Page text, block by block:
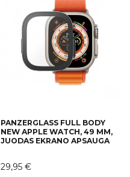
PANZERGLASS FULL BODY
NEW APPLE WATCH, 49 MM,
JUODAS EKRANO APSAUGA
Kaina
29,95 €